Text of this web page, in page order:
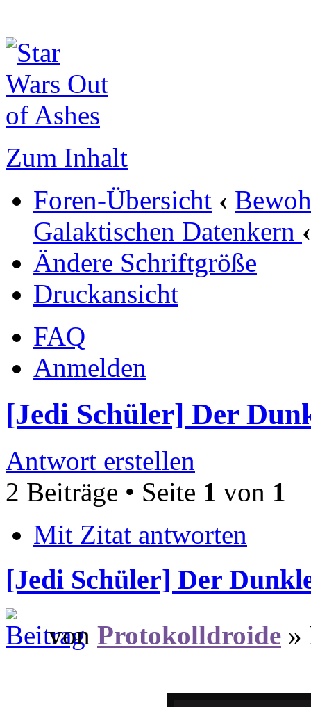
Zum Inhalt
Foren-Übersicht ‹
Galaktischen Datenkern ‹
Ändere Schriftgröße
Druckansicht
FAQ
Anmelden
[Jedi Schüler] Der
Antwort erstellen
2 Beiträge • Seite 1 von 1
Mit Zitat antworten
[Jedi Schüler] Der
von Protokolldroide »